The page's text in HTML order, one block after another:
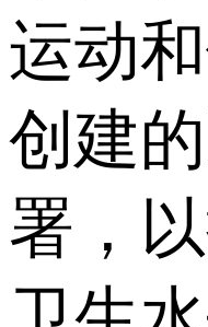
运动
创建
署，